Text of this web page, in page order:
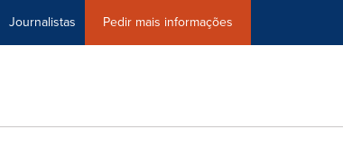
Journalistas Pedir mais informações